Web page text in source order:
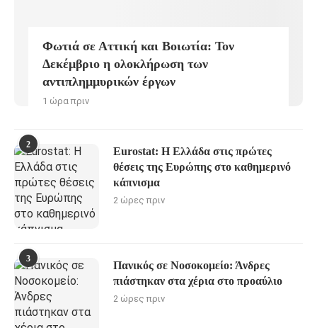
Φωτιά σε Αττική και Βοιωτία: Τον
Δεκέμβριο η ολοκλήρωση των
αντιπλημμυρικών έργων
1 ώρα πριν
2
Eurostat: Η Ελλάδα στις πρώτες
θέσεις της Ευρώπης στο καθημερινό
κάπνισμα
2 ώρες πριν
3
Πανικός σε Νοσοκομείο: Άνδρες
πιάστηκαν στα χέρια στο προαύλιο
2 ώρες πριν